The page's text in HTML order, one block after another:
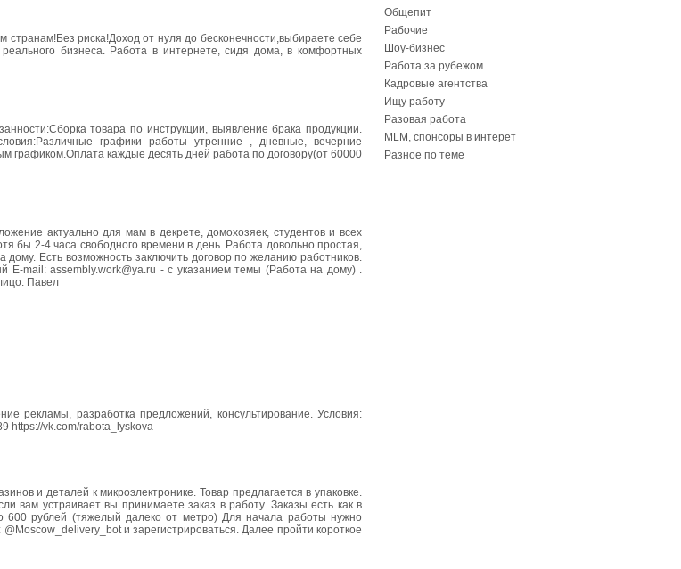
риска!Доход от нуля до бесконечности,выбираете себе
бизнеса. Работа в интернете, сидя дома, в комфортных
товара по инструкции, выявление брака продукции.
графики работы утренние , дневные, вечерние
графиком.Оплата каждые десять дней работа по договору(от 60000
актуально для мам в декрете, домохозяек, студентов и всех
бы 2-4 часа свободного времени в день. Работа довольно простая,
Есть возможность заключить договор по желанию работников.
mail: assembly.work@ya.ru - c указанием темы (Работа на дому) .
Павел
рекламы, разработка предложений, консультирование. Условия:
https://vk.com/rabota_lyskova
и деталей к микроэлектронике. Товар предлагается в упаковке.
вам устраивает вы принимаете заказ в работу. Заказы есть как в
600 рублей (тяжелый далеко от метро) Для начала работы нужно
и зарегистрироваться. Далее пройти короткое
Общепит
Рабочие
Шоу-бизнес
Работа за рубежом
Кадровые агентства
Ищу работу
Разовая работа
MLM, спонсоры в интерет
Разное по теме